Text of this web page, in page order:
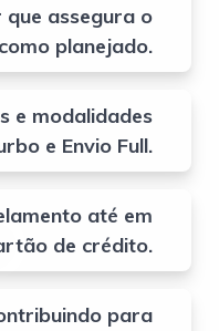
assegura o
planejado.
e modalidades
e Envio Full.
até em
de crédito.
para